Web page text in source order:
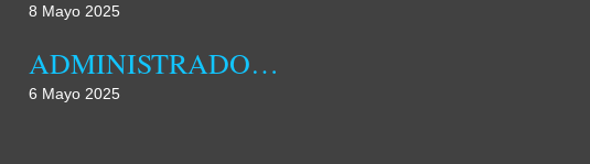
8 Mayo 2025
ADMINISTRADORA MUNICIPAL DA DAMBA DESTACA FAMÍLIA COMO NÚCLEO FUNDAMENTAL DA SOCIEDADE
6 Mayo 2025